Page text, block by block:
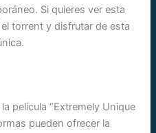
Si quieres ver esta
torrent y disfrutar de esta
película “Extremely Unique
pueden ofrecer la